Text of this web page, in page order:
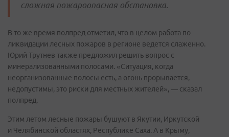
сложная пожароопасная обстановка.
В то же время полпред отметил, что в целом работа по
ликвидации лесных пожаров в регионе ведется слаженно.
Юрий Трутнев также предложил решить вопрос с
минерализованными полосами. «Ситуация, когда
неорганизованные полосы есть, а огонь прорывается,
недопустимы, это риски для местных жителей», — сказал
полпред.
Этим летом лесные пожары бушуют в Якутии, Иркутской
и Челябинской областях, Республике Саха. А в Крыму,